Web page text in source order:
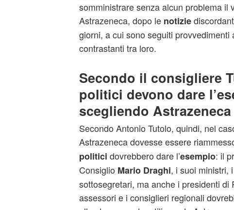
somministrare senza alcun problema il
Astrazeneca, dopo le notizie
giorni, a cui sono seguiti provvedimenti
contrastanti tra loro.
Secondo il consigliere
politici devono dare
scegliendo Astrazeneca
Secondo Antonio Tutolo, quindi, nel
Astrazeneca dovesse essere
politici dovrebbero dare l’esempio: il
Consiglio Mario Draghi, i suoi ministri,
sottosegretari, ma anche i presidenti di
assessori e i consiglieri regionali